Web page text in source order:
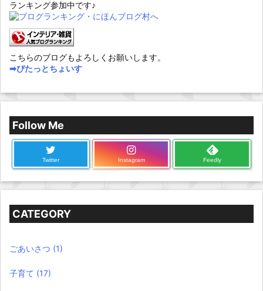
ランキング参加中です♪
こちらのブログもよろしくお願いします。
➡︎ぴたっとちょいす
Follow Me
Twitter Instagram Feedly
CATEGORY
ごあいさつ (1)
子育て (17)